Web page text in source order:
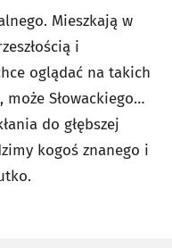
Mieszkają w
i
oglądać na takich
Słowackiego…
do głębszej
kogoś znanego i